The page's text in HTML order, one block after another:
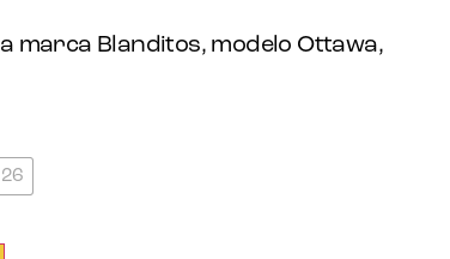
marca Blanditos, modelo Ottawa,
26